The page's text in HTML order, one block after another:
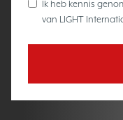
Ik heb kennis
van LIGHT